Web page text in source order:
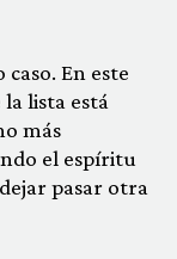
En este
lista está
más
el espíritu
pasar otra